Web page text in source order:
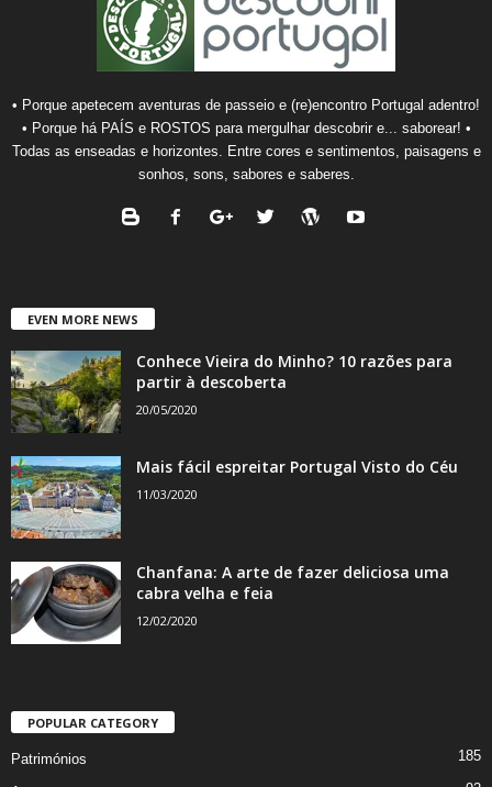
• Porque apetecem aventuras de passeio e (re)encontro Portugal adentro!
• Porque há PAÍS e ROSTOS para mergulhar descobrir e... saborear! •
Todas as enseadas e horizontes. Entre cores e sentimentos, paisagens e
sonhos, sons, sabores e saberes.
EVEN MORE NEWS
Conhece Vieira do Minho? 10 razões para
partir à descoberta
20/05/2020
Mais fácil espreitar Portugal Visto do Céu
11/03/2020
Chanfana: A arte de fazer deliciosa uma
cabra velha e feia
12/02/2020
POPULAR CATEGORY
Patrimónios 185